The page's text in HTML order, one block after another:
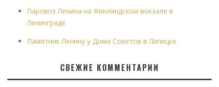
Паровоз Ленина на Финляндском вокзале в
Ленинграде
Памятник Ленину у Дома Советов в Липецке
СВЕЖИЕ КОММЕНТАРИИ